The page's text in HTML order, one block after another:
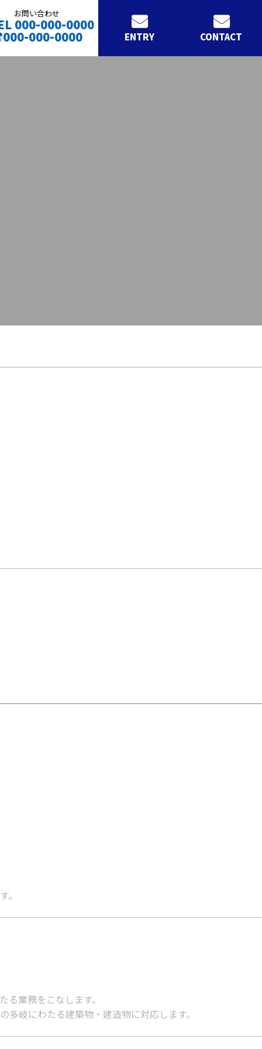
お問い合わせ
000-000-0000
000-000-0000 ENTRY CONTACT
。
業務をこなします。
岐にわたる建築物・建造物に対応します。